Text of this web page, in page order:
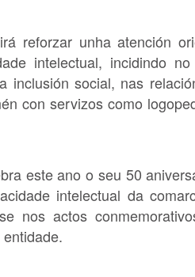
reforzar unha atención
intelectual, incidindo
inclusión social, nas
con servizos como
este ano o seu 50
intelectual da
nos actos